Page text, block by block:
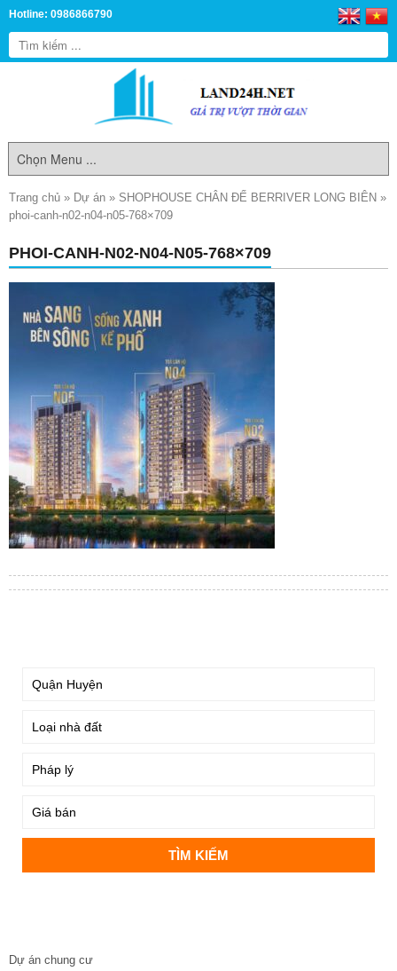
Hotline: 0986866790
Trang chủ » Dự án » SHOPHOUSE CHÂN ĐẾ BERRIVER LONG BIÊN »
phoi-canh-n02-n04-n05-768×709
PHOI-CANH-N02-N04-N05-768×709
Dự án chung cư